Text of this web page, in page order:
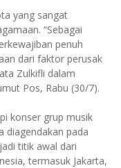
yang sangat
“Sebagai
penuh
dari faktor perusak
Zulkifli dalam
Pos, Rabu (30/7).
konser grup musik
diagendakan pada
titik awal dari
termasuk Jakarta,